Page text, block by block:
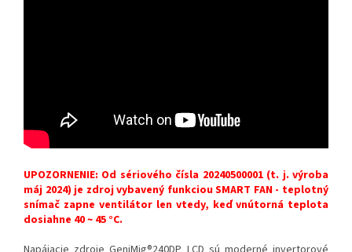
UPOZORNENIE: Od sériového čísla 20240500001 (t. j. výroba
máj 2024) je zdroj vybavený funkciou SMART FAN - teplotný
snímač zapne ventilátor len vtedy, keď vnútorná teplota
dosiahne 40 ~ 45 °C.